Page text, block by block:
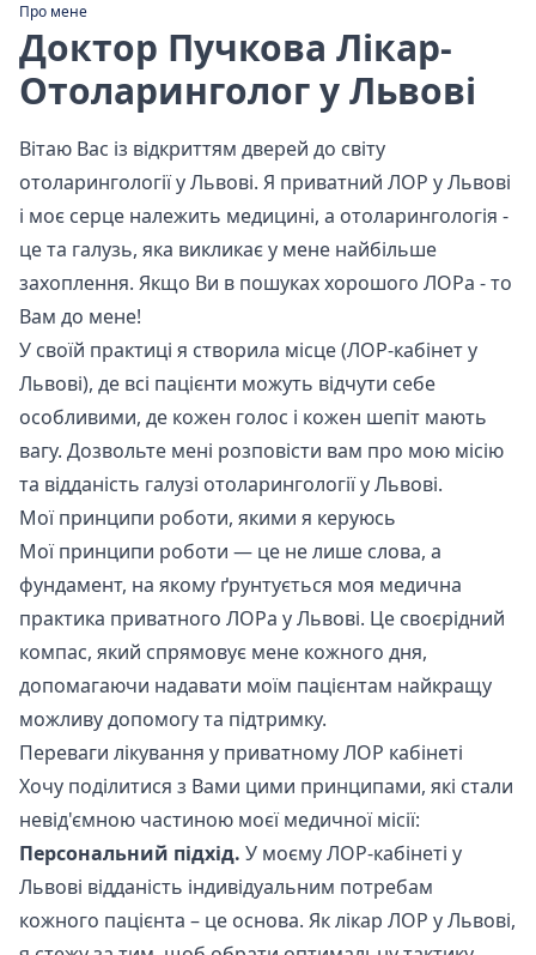
Про мене
Доктор Пучкова Лікар-
Отоларинголог у Львові
Вітаю Вас із відкриттям дверей до світу
отоларингології у Львові. Я приватний ЛОР у Львові
і моє серце належить медицині, а отоларингологія -
це та галузь, яка викликає у мене найбільше
захоплення. Якщо Ви в пошуках хорошого ЛОРа - то
Вам до мене!
У своїй практиці я створила місце (ЛОР-кабінет у
Львові), де всі пацієнти можуть відчути себе
особливими, де кожен голос і кожен шепіт мають
вагу. Дозвольте мені розповісти вам про мою місію
та відданість галузі отоларингології у Львові.
Мої принципи роботи, якими я керуюсь
Мої принципи роботи — це не лише слова, а
фундамент, на якому ґрунтується моя медична
практика приватного ЛОРа у Львові. Це своєрідний
компас, який спрямовує мене кожного дня,
допомагаючи надавати моїм пацієнтам найкращу
можливу допомогу та підтримку.
Переваги лікування у приватному ЛОР кабінеті
Хочу поділитися з Вами цими принципами, які стали
невід'ємною частиною моєї медичної місії:
Персональний підхід. У моєму ЛОР-кабінеті у
Львові відданість індивідуальним потребам
кожного пацієнта – це основа. Як лікар ЛОР у Львові,